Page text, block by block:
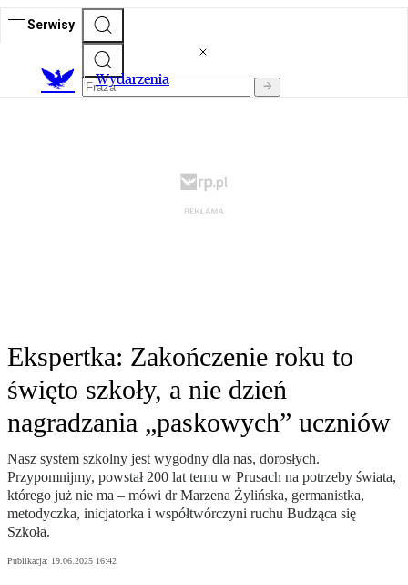
Serwisy
Wydarzenia
Ekspertka: Zakończenie roku to
święto szkoły, a nie dzień
nagradzania „paskowych” uczniów
Nasz system szkolny jest wygodny dla nas, dorosłych.
Przypomnijmy, powstał 200 lat temu w Prusach na potrzeby świata,
którego już nie ma – mówi dr Marzena Żylińska, germanistka,
metodyczka, inicjatorka i współtwórczyni ruchu Budząca się
Szkoła.
Publikacja: 19.06.2025 16:42